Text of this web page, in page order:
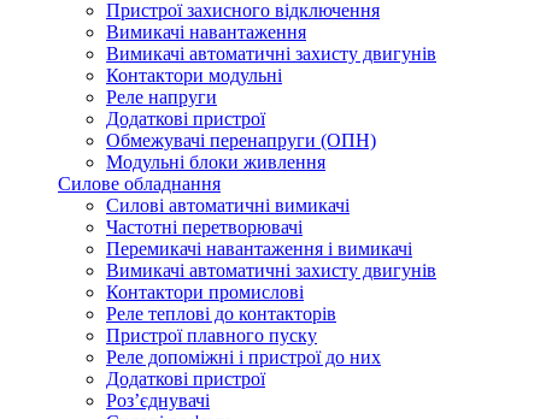
Пристрої захисного відключення
Вимикачі навантаження
Вимикачі автоматичні захисту двигунів
Контактори модульні
Реле напруги
Додаткові пристрої
Обмежувачі перенапруги (ОПН)
Модульні блоки живлення
Силове обладнання
Силові автоматичні вимикачі
Частотні перетворювачі
Перемикачі навантаження і вимикачі
Вимикачі автоматичні захисту двигунів
Контактори промислові
Реле теплові до контакторів
Пристрої плавного пуску
Реле допоміжні і пристрої до них
Додаткові пристрої
Роз’єднувачі